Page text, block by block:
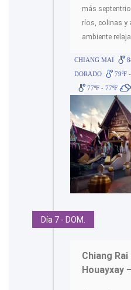
más
ríos, colinas y
ambiente
CHIANG MAI
DORADO
79ºF
77ºF - 77ºF
Día 7 - DOM.
Chiang
Houayxay